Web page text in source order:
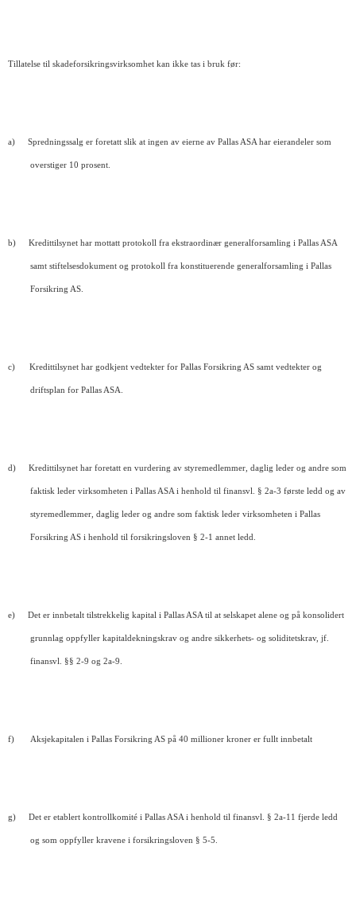
Tillatelse til skadeforsikringsvirksomhet kan ikke tas i bruk før:
a) Spredningssalg er foretatt slik at ingen av eierne av Pallas ASA har eierandeler som
overstiger 10 prosent.
b) Kredittilsynet har mottatt protokoll fra ekstraordinær generalforsamling i Pallas ASA
samt stiftelsesdokument og protokoll fra konstituerende generalforsamling i Pallas
Forsikring AS.
c) Kredittilsynet har godkjent vedtekter for Pallas Forsikring AS samt vedtekter og
driftsplan for Pallas ASA.
d) Kredittilsynet har foretatt en vurdering av styremedlemmer, daglig leder og andre som
faktisk leder virksomheten i Pallas ASA i henhold til finansvl. § 2a-3 første ledd og av
styremedlemmer, daglig leder og andre som faktisk leder virksomheten i Pallas
Forsikring AS i henhold til forsikringsloven § 2-1 annet ledd.
e) Det er innbetalt tilstrekkelig kapital i Pallas ASA til at selskapet alene og på konsolidert
grunnlag oppfyller kapitaldekningskrav og andre sikkerhets- og soliditetskrav, jf.
finansvl. §§ 2-9 og 2a-9.
f) Aksjekapitalen i Pallas Forsikring AS på 40 millioner kroner er fullt innbetalt
g) Det er etablert kontrollkomité i Pallas ASA i henhold til finansvl. § 2a-11 fjerde ledd
og som oppfyller kravene i forsikringsloven § 5-5.